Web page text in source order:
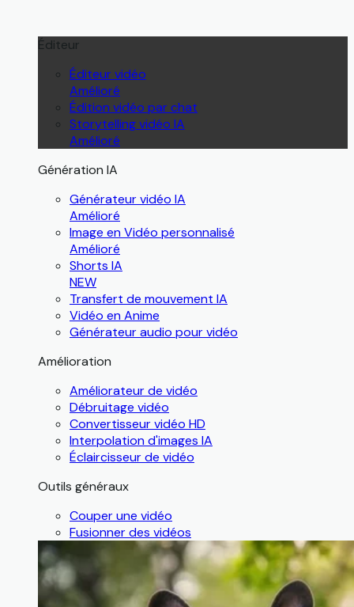
Éditeur
Éditeur vidéo
Amélioré
Édition vidéo par chat
Storytelling vidéo IA
Amélioré
Génération IA
Générateur vidéo IA
Amélioré
Image en Vidéo personnalisé
Amélioré
Shorts IA
NEW
Transfert de mouvement IA
Vidéo en Anime
Générateur audio pour vidéo
Amélioration
Améliorateur de vidéo
Débruitage vidéo
Convertisseur vidéo HD
Interpolation d'images IA
Éclaircisseur de vidéo
Outils généraux
Couper une vidéo
Fusionner des vidéos